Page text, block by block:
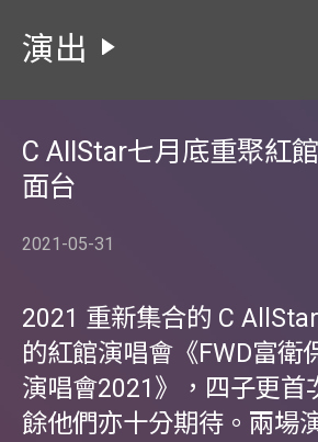
演出
C AllStar七月底重聚紅
面台
2021-05-31
2021 重新集合的 C
的紅館演唱會《FWD富
演唱會2021》，四子更
餘他們亦十分期待。兩場